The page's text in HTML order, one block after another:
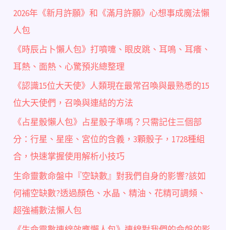
2026年《新月許願》和《滿月許願》心想事成魔法懶
人包
《時辰占卜懶人包》打噴嚏、眼皮跳、耳鳴、耳癢、
耳熱、面熱、心驚預兆總整理
《認識15位大天使》人類現在最常召喚與最熟悉的15
位大天使們，召喚與連結的方法
《占星骰懶人包》占星骰子準嗎？只需記住三個部
分：行星、星座、宮位的含義，3顆骰子，1728種組
合，快速掌握使用解析小技巧
生命靈數命盤中『空缺數』對我們自身的影響?該如
何補空缺數?透過顏色、水晶、精油、花精可調頻、
超強補數法懶人包